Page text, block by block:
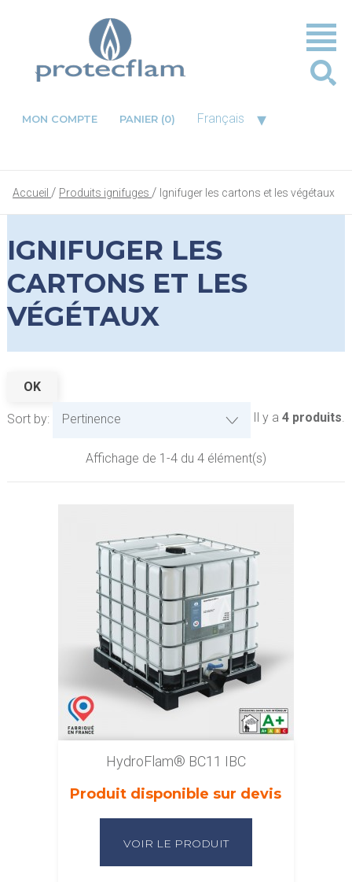
MON COMPTE PANIER (0) Français ▾
Accueil Produits ignifuges Ignifuger les cartons et les végétaux
IGNIFUGER LES
CARTONS ET LES
VÉGÉTAUX
OK
Il y a4 produits.
Sort by: Pertinence
Affichage de 1-4 du 4 élément(s)
HydroFlam® BC11 IBC
Produit disponible sur devis
VOIR LE PRODUIT